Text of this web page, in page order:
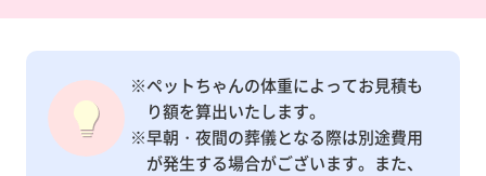
※ペットちゃんの体重によってお見積も
り額を算出いたします。
※早朝・夜間の葬儀となる際は別途費用
が発生する場合がございます。また、